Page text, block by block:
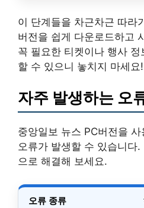
이 단계들을 차근차근 따라
버전을 쉽게 다운로드하고
꼭 필요한 티켓이나 행사
할 수 있으니 놓치지 마세요!
자주 발생하는 오
중앙일보 뉴스 PC버전을
오류가 발생할 수 있습니다
으로 해결해 보세요.
오류 종류